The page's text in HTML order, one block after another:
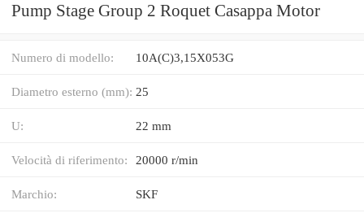
Pump Stage Group 2 Roquet Casappa Motor
Numero di modello: 10A(C)3,15X053G
Diametro esterno (mm): 25
U: 22 mm
Velocità di riferimento: 20000 r/min
Marchio: SKF